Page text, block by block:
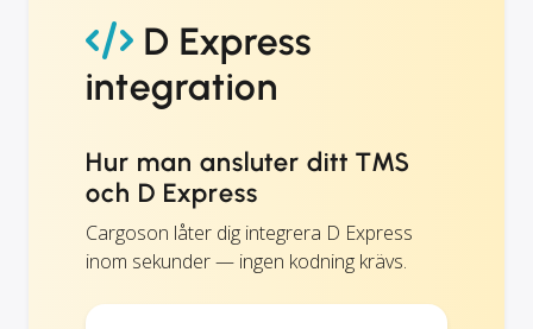
D Express
integration
Hur man ansluter ditt TMS
och D Express
Cargoson låter dig integrera D Express
inom sekunder — ingen kodning krävs.